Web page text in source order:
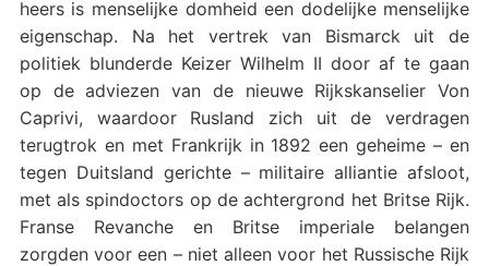
heers is menselijke domheid een dodelijke menselijke
eigenschap. Na het vertrek van Bismarck uit de
politiek blunderde Keizer Wilhelm II door af te gaan
op de adviezen van de nieuwe Rijkskanselier Von
Caprivi, waardoor Rusland zich uit de verdragen
terugtrok en met Frankrijk in 1892 een geheime – en
tegen Duitsland gerichte – militaire alliantie afsloot,
met als spindoctors op de achtergrond het Britse Rijk.
Franse Revanche en Britse imperiale belangen
zorgden voor een – niet alleen voor het Russische Rijk